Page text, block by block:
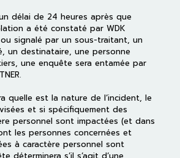
délai de 24 heures après que
a été constaté par WDK
ou signalé par un sous-traitant, un
un destinataire, une personne
une enquête sera entamée par
quelle est la nature de l’incident, le
et si spécifiquement des
personnel sont impactées (et dans
les personnes concernées et
à caractère personnel sont